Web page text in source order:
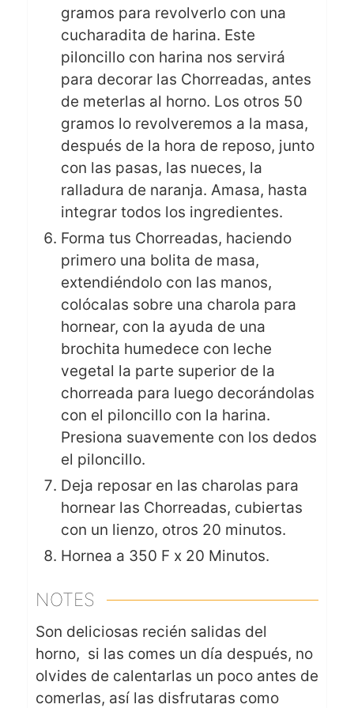
gramos para revolverlo con una
cucharadita de harina. Este
piloncillo con harina nos servirá
para decorar las Chorreadas, antes
de meterlas al horno. Los otros 50
gramos lo revolveremos a la masa,
después de la hora de reposo, junto
con las pasas, las nueces, la
ralladura de naranja. Amasa, hasta
integrar todos los ingredientes.
Forma tus Chorreadas, haciendo
primero una bolita de masa,
extendiéndolo con las manos,
colócalas sobre una charola para
hornear, con la ayuda de una
brochita humedece con leche
vegetal la parte superior de la
chorreada para luego decorándolas
con el piloncillo con la harina.
Presiona suavemente con los dedos
el piloncillo.
Deja reposar en las charolas para
hornear las Chorreadas, cubiertas
con un lienzo, otros 20 minutos.
Hornea a 350 F x 20 Minutos.
NOTES
Son deliciosas recién salidas del
horno, si las comes un día después, no
olvides de calentarlas un poco antes de
comerlas, así las disfrutaras como